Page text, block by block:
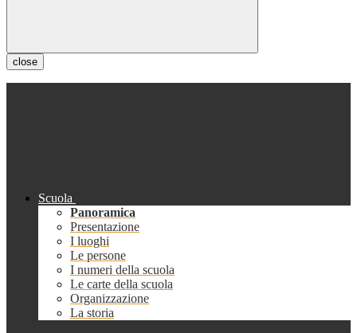
close
Scuola
Panoramica
Presentazione
I luoghi
Le persone
I numeri della scuola
Le carte della scuola
Organizzazione
La storia